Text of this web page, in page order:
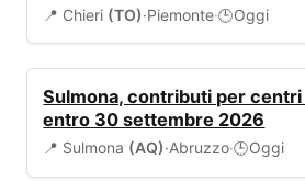
📍 Chieri (TO)·Piemonte·🕒Oggi
Sulmona, contributi per
entro 30 settembre 2026
📍 Sulmona (AQ)·Abruzzo·🕒Oggi